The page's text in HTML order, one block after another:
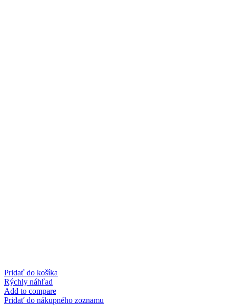
Pridať do košíka
Rýchly náhľad
Add to compare
Pridať do nákupného zoznamu